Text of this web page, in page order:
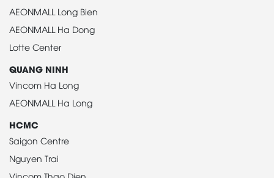
AEONMALL Long Bien
AEONMALL Ha Dong
Lotte Center
QUANG NINH
Vincom Ha Long
AEONMALL Ha Long
HCMC
Saigon Centre
Nguyen Trai